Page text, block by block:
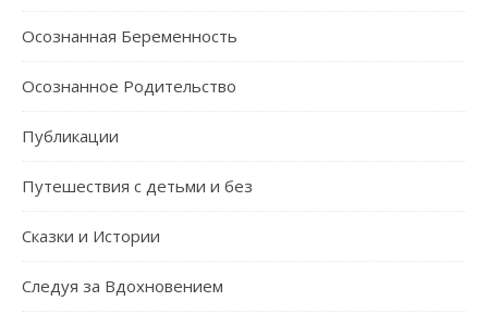
Осознанная Беременность
Осознанное Родительство
Публикации
Путешествия c детьми и без
Сказки и Истории
Следуя за Вдохновением